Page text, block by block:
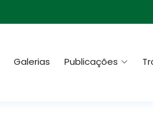
Galerias Publicações